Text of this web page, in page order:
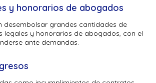
y honorarios de abogados
desembolsar grandes cantidades de
legales y honorarios de abogados, con el
ante demandas.